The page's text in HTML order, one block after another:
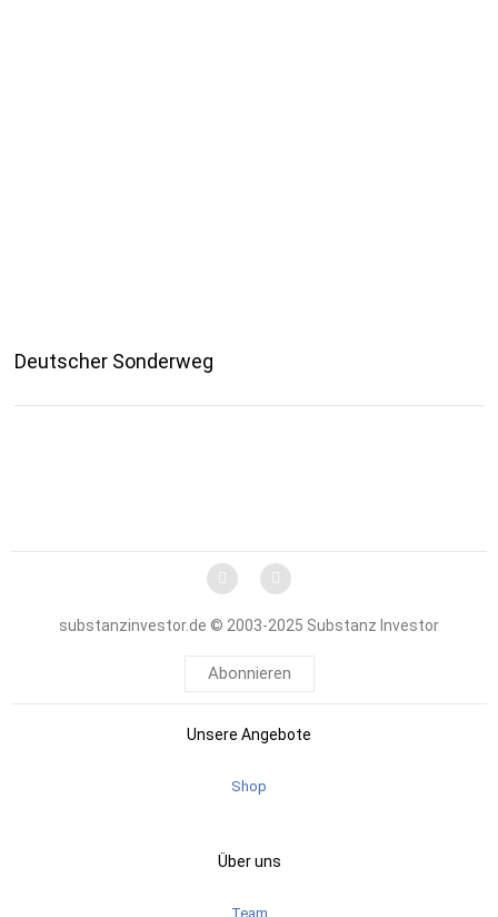
Deutscher Sonderweg
substanzinvestor.de © 2003-2025 Substanz Investor
Abonnieren
Unsere Angebote
Shop
Über uns
Team